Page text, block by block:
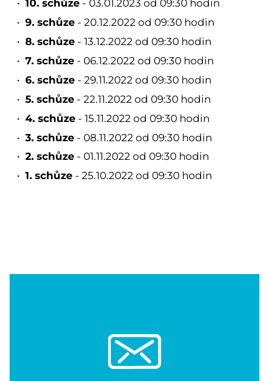
10. schůze- 03.01.2023 od 09:30 hodin
9. schůze- 20.12.2022 od 09:30 hodin
8. schůze- 13.12.2022 od 09:30 hodin
7. schůze- 06.12.2022 od 09:30 hodin
6. schůze- 29.11.2022 od 09:30 hodin
5. schůze- 22.11.2022 od 09:30 hodin
4. schůze- 15.11.2022 od 09:30 hodin
3. schůze- 08.11.2022 od 09:30 hodin
2. schůze- 01.11.2022 od 09:30 hodin
1. schůze- 25.10.2022 od 09:30 hodin